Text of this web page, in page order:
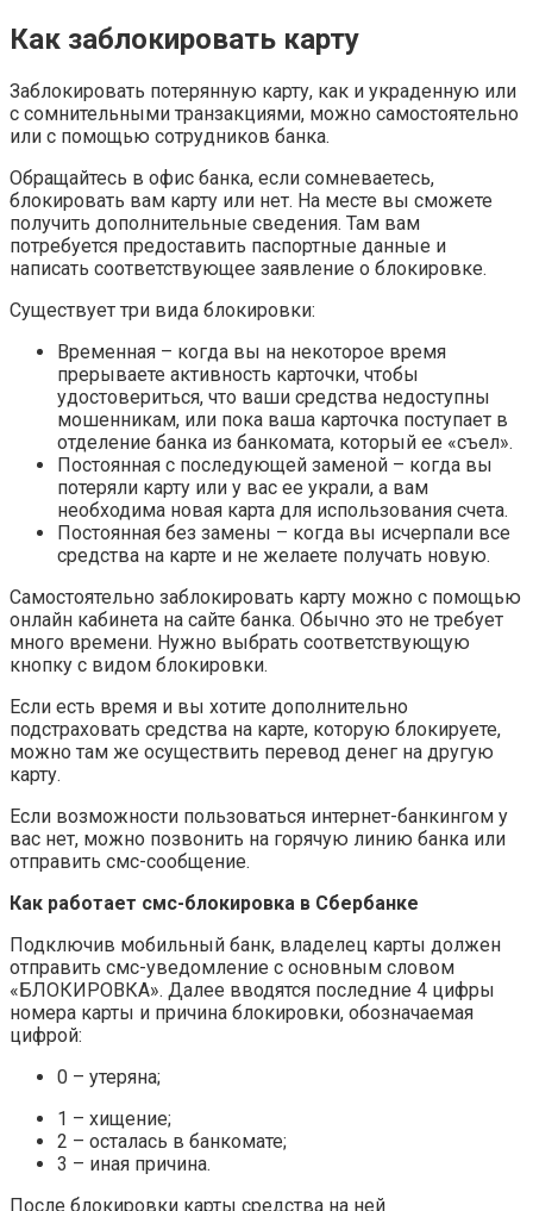
Как заблокировать карту
Заблокировать потерянную карту, как и украденную или
с сомнительными транзакциями, можно самостоятельно
или с помощью сотрудников банка.
Обращайтесь в офис банка, если сомневаетесь,
блокировать вам карту или нет. На месте вы сможете
получить дополнительные сведения. Там вам
потребуется предоставить паспортные данные и
написать соответствующее заявление о блокировке.
Существует три вида блокировки:
Временная – когда вы на некоторое время
прерываете активность карточки, чтобы
удостовериться, что ваши средства недоступны
мошенникам, или пока ваша карточка поступает в
отделение банка из банкомата, который ее «съел».
Постоянная с последующей заменой – когда вы
потеряли карту или у вас ее украли, а вам
необходима новая карта для использования счета.
Постоянная без замены – когда вы исчерпали все
средства на карте и не желаете получать новую.
Самостоятельно заблокировать карту можно с помощью
онлайн кабинета на сайте банка. Обычно это не требует
много времени. Нужно выбрать соответствующую
кнопку с видом блокировки.
Если есть время и вы хотите дополнительно
подстраховать средства на карте, которую блокируете,
можно там же осуществить перевод денег на другую
карту.
Если возможности пользоваться интернет-банкингом у
вас нет, можно позвонить на горячую линию банка или
отправить смс-сообщение.
Как работает смс-блокировка в Сбербанке
Подключив мобильный банк, владелец карты должен
отправить смс-уведомление с основным словом
«БЛОКИРОВКА». Далее вводятся последние 4 цифры
номера карты и причина блокировки, обозначаемая
цифрой:
0 – утеряна;
1 – хищение;
2 – осталась в банкомате;
3 – иная причина.
После блокировки карты средства на ней